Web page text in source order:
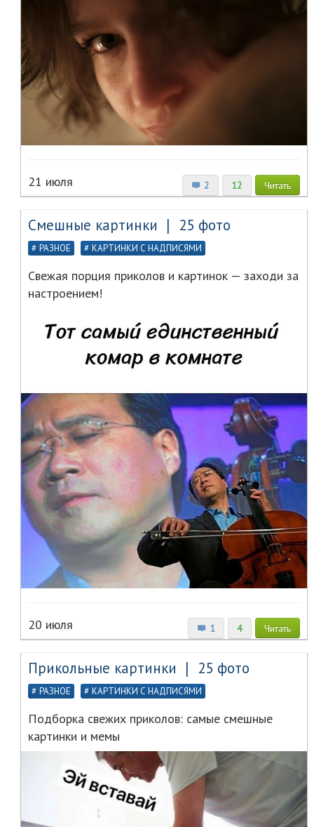
2 12 Читать
21 июля
Смешные картинки ❘ 25 фото
РАЗНОЕ КАРТИНКИ С НАДПИСЯМИ
Свежая порция приколов и картинок — заходи за
настроением!
1 4 Читать
20 июля
Прикольные картинки ❘ 25 фото
РАЗНОЕ КАРТИНКИ С НАДПИСЯМИ
Подборка свежих приколов: самые смешные
картинки и мемы